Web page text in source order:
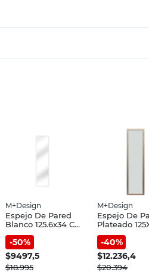
M+Design
Espejo De Pared
Blanco 125.6x34 Cm
M+Design
-50%
$9497,5
$18.995
M+Design
Espejo De
Plateado
Cm M+Design
-40%
$12.236,4
$20.394